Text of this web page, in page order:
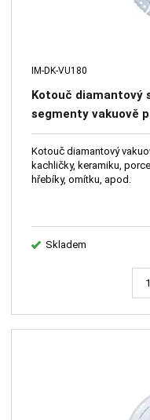
IM-DK-VU180
Kotouč diamantový
segmenty vakuově
multifunkční
Kotouč diamantový
kachličky, keramiku,
hřebíky, omítku, apod.
Skladem